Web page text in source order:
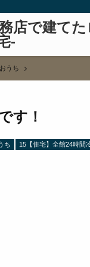
店で建てた
-
うち
す！
ち 15【住宅】全館24時間